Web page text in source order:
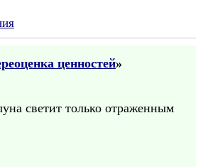
ценностей»
светит только отраженным